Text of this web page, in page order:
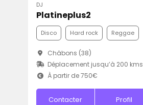
DJ
Platineplus2
Disco Hard rock Reggae
Châbons (38)
Déplacement jusqu’à 200 kms
À partir de 750€
Contacter Profil